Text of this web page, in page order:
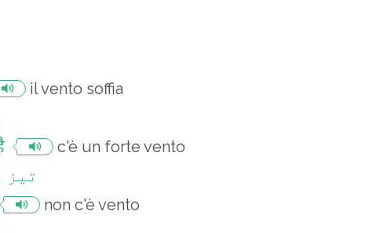
il vento soffia
c'è un forte vento
تیز
non c'è vento